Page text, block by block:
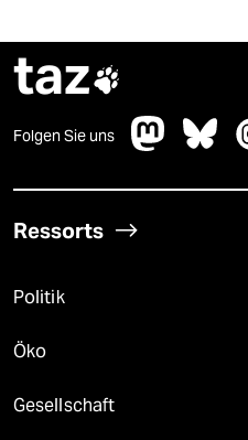
taz
Folgen Sie uns
Ressorts
Politik
Öko
Gesellschaft